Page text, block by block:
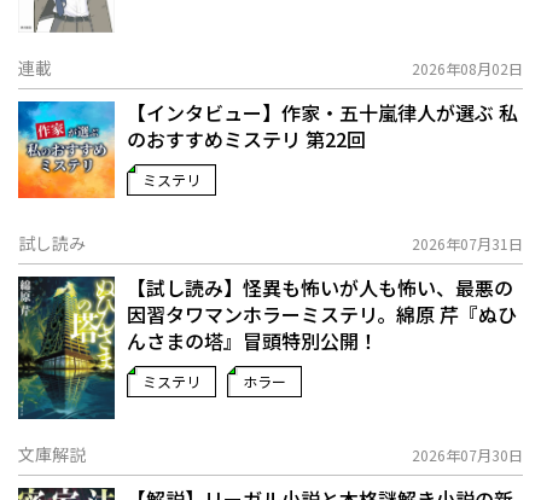
連載 2026年08月02日
【インタビュー】作家・五十嵐律人が選ぶ 私
のおすすめミステリ 第22回
ミステリ
試し読み 2026年07月31日
【試し読み】怪異も怖いが人も怖い、最悪の
因習タワマンホラーミステリ。綿原 芹『ぬひ
んさまの塔』冒頭特別公開！
ミステリ ホラー
文庫解説 2026年07月30日